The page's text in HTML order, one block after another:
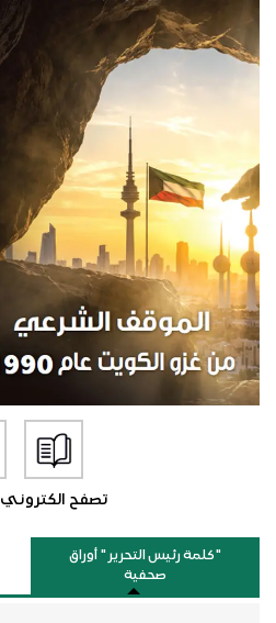
تصفح الكتروني
"كلمة رئيس التحرير " أوراق
صحفية